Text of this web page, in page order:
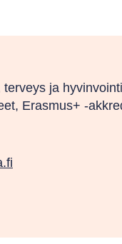
ja
Erasmus+ -